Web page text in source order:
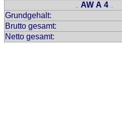
.. AW A 4 ..
Grundgehalt:
Brutto gesamt:
Netto gesamt: